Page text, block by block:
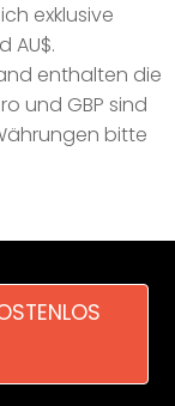
exklusive
AU$.
enthalten die
und GBP sind
bitte